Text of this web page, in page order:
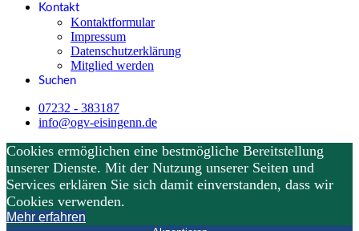
Kontakt
Kontaktformular
Impressum
Datenschutzerklärung
Mitglied werden
Suchen
07232 - 383187
info@ogv-eisingenn.de
Cookies ermöglichen eine bestmögliche Bereitstellung
unserer Dienste. Mit der Nutzung unserer Seiten und
Services erklären Sie sich damit einverstanden, dass wir
Cookies verwenden.
Mehr erfahren